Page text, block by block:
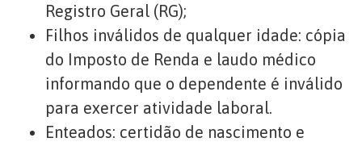
Registro Geral (RG);
Filhos inválidos de qualquer idade: cópia
do Imposto de Renda e laudo médico
informando que o dependente é inválido
para exercer atividade laboral.
Enteados: certidão de nascimento e